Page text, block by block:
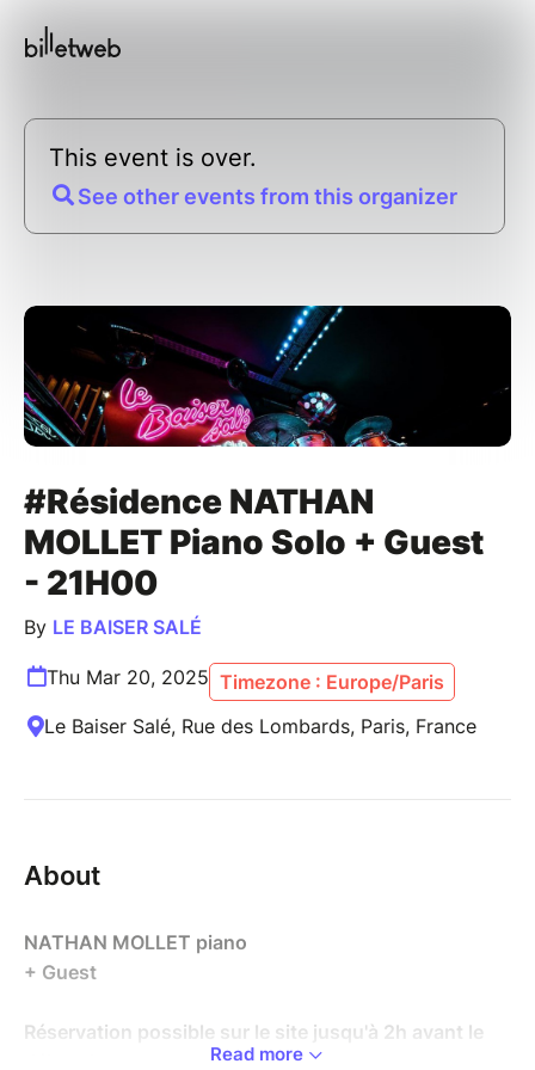
This event is over.
See other events from this organizer
#Résidence NATHAN
MOLLET Piano Solo + Guest
- 21H00
By LE BAISER SALÉ
Thu Mar 20, 2025 Timezone : Europe/Paris
Le Baiser Salé, Rue des Lombards, Paris, France
About
NATHAN MOLLET piano
+ Guest
Réservation possible sur le site jusqu'à 2h avant le
Read more